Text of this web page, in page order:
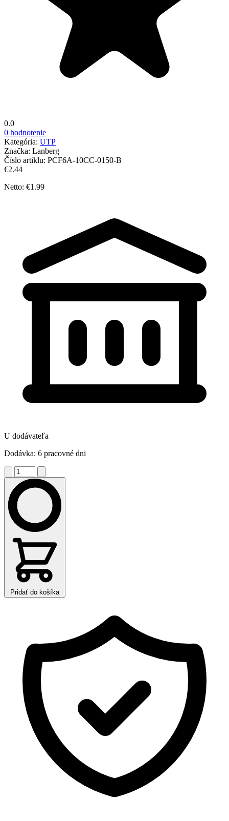
0.0
0 hodnotenie
Kategória: UTP
Značka: Lanberg
Číslo artiklu: PCF6A-10CC-0150-B
€2.44
Netto: €1.99
U dodávateľa
Dodávka: 6 pracovné dni
Pridať do košíka